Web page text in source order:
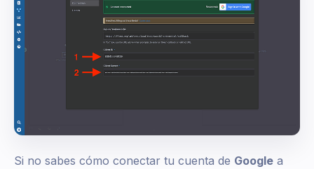
Si no sabes cómo conectar tu cuenta de Google a